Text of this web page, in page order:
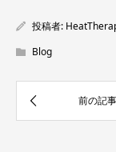
投稿者:
Blog